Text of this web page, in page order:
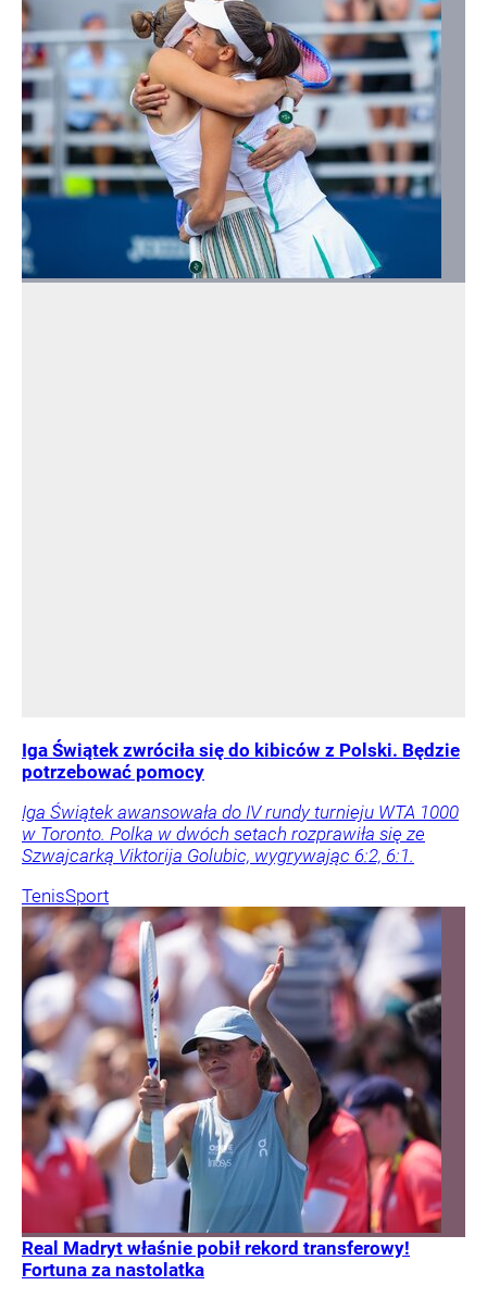
Iga Świątek zwróciła się do kibiców z Polski. Będzie
potrzebować pomocy
Iga Świątek awansowała do IV rundy turnieju WTA 1000
w Toronto. Polka w dwóch setach rozprawiła się ze
Szwajcarką Viktorija Golubic, wygrywając 6:2, 6:1.
TenisSport
Real Madryt właśnie pobił rekord transferowy!
Fortuna za nastolatka